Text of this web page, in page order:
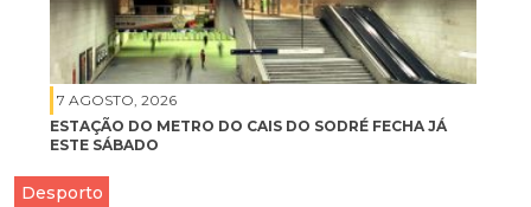
7 AGOSTO, 2026
ESTAÇÃO DO METRO DO CAIS DO SODRÉ FECHA JÁ
ESTE SÁBADO
Desporto